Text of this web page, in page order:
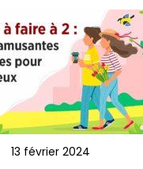
13 février 2024